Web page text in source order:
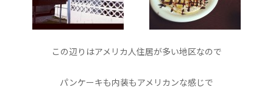
この辺りはアメリカ人住居が多い地区なので
パンケーキも内装もアメリカンな感じで